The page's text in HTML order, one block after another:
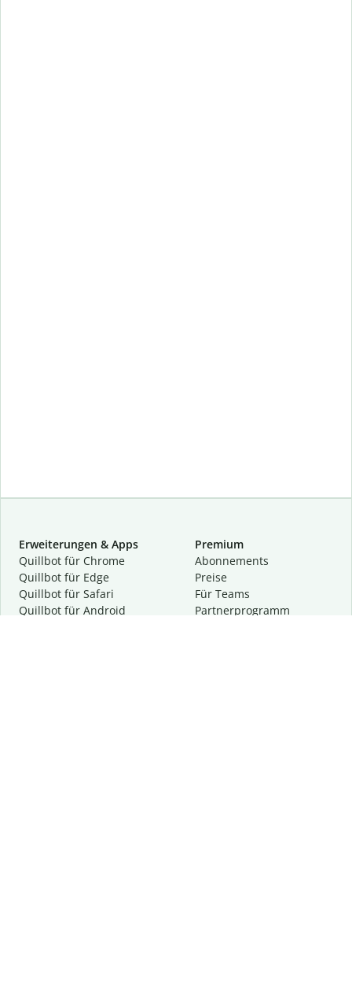
Erweiterungen & Apps
Quillbot für Chrome
Quillbot für Edge
Quillbot für Safari
Quillbot für Android
Premium
Abon­ne­ments
Preise
Für Teams
Partnerprogramm